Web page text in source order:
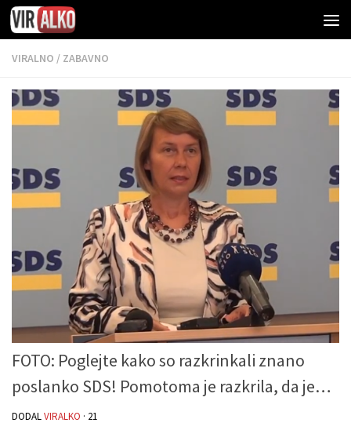
VIRALNO / ZABAVNO
FOTO: Poglejte kako so razkrinkali znano
poslanko SDS! Pomotoma je razkrila, da je…
DODALVIRALKO · 21